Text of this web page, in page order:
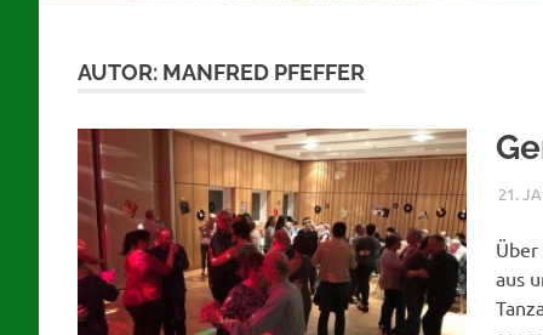
AUTOR: MANFRED PFEFFER
21.
aus